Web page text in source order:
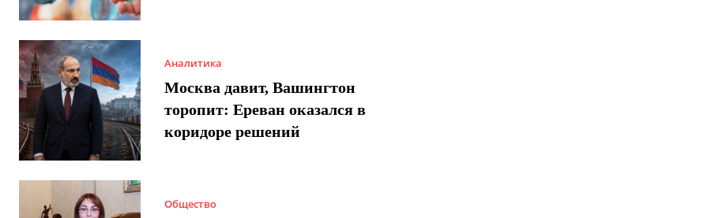
Аналитика
Москва давит, Вашингтон
торопит: Ереван оказался в
коридоре решений
Общество